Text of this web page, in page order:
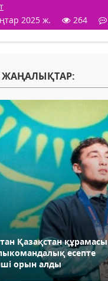
2025 ж.
264
ЖАҢАЛЫҚТАР:
Қазақстан құрамасы
есепте
орын алды